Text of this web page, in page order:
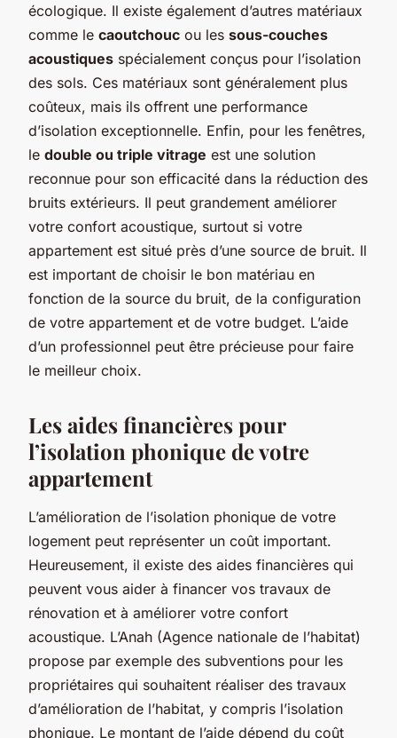
écologique. Il existe également d’autres matériaux
comme le caoutchouc ou les sous-couches
acoustiques spécialement conçus pour l’isolation
des sols. Ces matériaux sont généralement plus
coûteux, mais ils offrent une performance
d’isolation exceptionnelle. Enfin, pour les fenêtres,
le double ou triple vitrage est une solution
reconnue pour son efficacité dans la réduction des
bruits extérieurs. Il peut grandement améliorer
votre confort acoustique, surtout si votre
appartement est situé près d’une source de bruit. Il
est important de choisir le bon matériau en
fonction de la source du bruit, de la configuration
de votre appartement et de votre budget. L’aide
d’un professionnel peut être précieuse pour faire
le meilleur choix.
Les aides financières pour
l’isolation phonique de votre
appartement
L’amélioration de l’isolation phonique de votre
logement peut représenter un coût important.
Heureusement, il existe des aides financières qui
peuvent vous aider à financer vos travaux de
rénovation et à améliorer votre confort
acoustique. L’Anah (Agence nationale de l’habitat)
propose par exemple des subventions pour les
propriétaires qui souhaitent réaliser des travaux
d’amélioration de l’habitat, y compris l’isolation
phonique. Le montant de l’aide dépend du coût